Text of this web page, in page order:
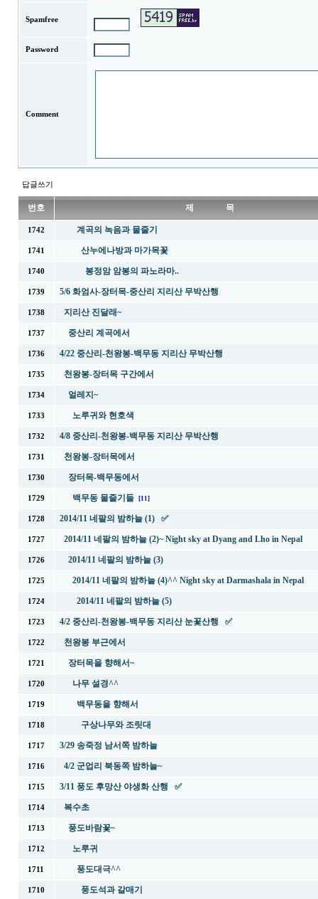
Spamfree
Password
Comment
답글쓰기
번호 제 목
1742 계곡의 녹음과 물줄기
1741 산누에나방과 마가목꽃
1740 봉정암 암봉의 파노라마..
1739 5/6 화엄사-장터목-중산리 지리산 무박산행
1738 지리산 진달래~
1737 중산리 계곡에서
1736 4/22 중산리-천왕봉-백무동 지리산 무박산행
1735 천왕봉-장터목 구간에서
1734 얼레지~
1733 노루귀와 현호색
1732 4/8 중산리-천왕봉-백무동 지리산 무박산행
1731 천왕봉-장터목에서
1730 장터목-백무동에서
1729 백무동 물줄기들 [11]
1728 2014/11 네팔의 밤하늘 (1) ✅
1727 2014/11 네팔의 밤하늘 (2)~ Night sky at Dyang and Lho in Nepal
1726 2014/11 네팔의 밤하늘 (3)
1725 2014/11 네팔의 밤하늘 (4)^^ Night sky at Darmashala in Nepal
1724 2014/11 네팔의 밤하늘 (5)
1723 4/2 중산리-천왕봉-백무동 지리산 눈꽃산행 ✅
1722 천왕봉 부근에서
1721 장터목을 향해서~
1720 나무 설경^^
1719 백무동을 향해서
1718 구상나무와 조릿대
1717 3/29 송죽정 남서쪽 밤하늘
1716 4/2 군업리 북동쪽 밤하늘~
1715 3/11 풍도 후망산 야생화 산행 ✅
1714 복수초
1713 풍도바람꽃~
1712 노루귀
1711 풍도대극^^
1710 풍도석과 갈매기